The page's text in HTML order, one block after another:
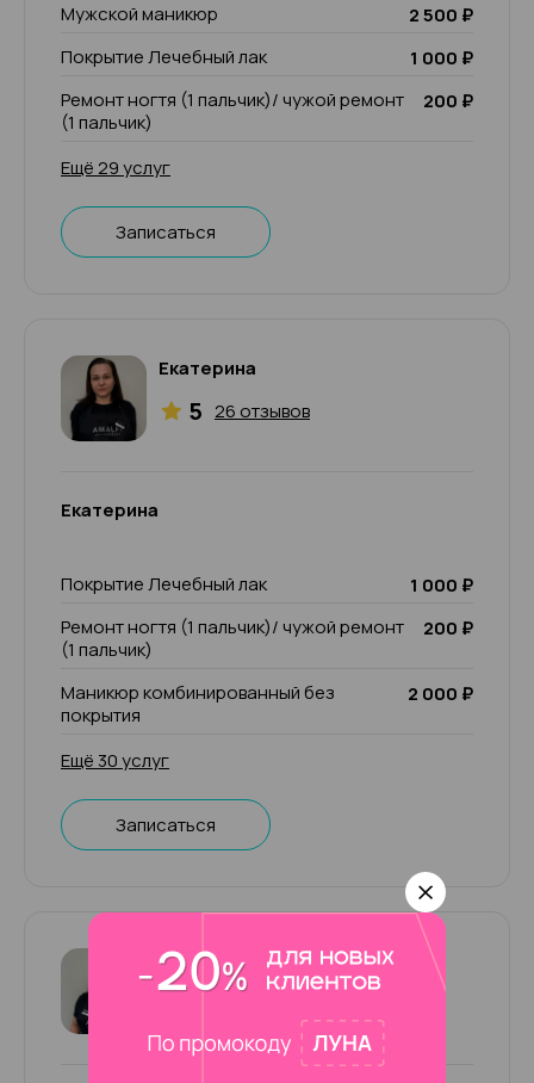
Мужской маникюр
2 500 ₽
Покрытие Лечебный лак
1 000 ₽
Ремонт ногтя (1 пальчик)/ чужой ремонт
(1 пальчик)
200 ₽
Ещё 29 услуг
Записаться
Екатерина
5 26 отзывов
Екатерина
Покрытие Лечебный лак
1 000 ₽
Ремонт ногтя (1 пальчик)/ чужой ремонт
(1 пальчик)
200 ₽
Маникюр комбинированный без
покрытия
2 000 ₽
Ещё 30 услуг
Записаться
Ильмира (+500р к чеку)